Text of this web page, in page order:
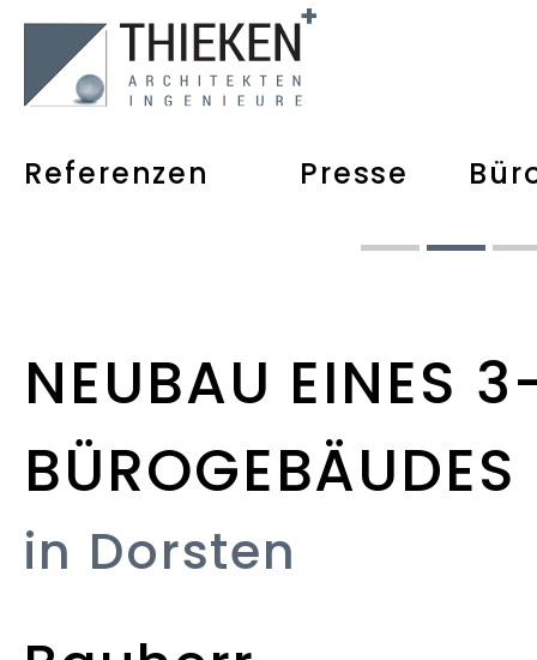
Referenzen Presse
NEUBAU EINES
BÜROGEBÄUDES
in Dorsten